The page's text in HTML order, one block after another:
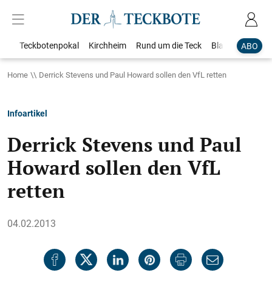
ABO
Teckbotenpokal Kirchheim Rund um die Teck Blaulicht
Home Derrick Stevens und Paul Howard sollen den VfL retten
Infoartikel
Derrick Stevens und Paul
Howard sollen den VfL
retten
04.02.2013